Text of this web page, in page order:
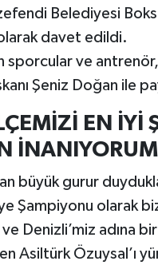
Belediyesi Boks
davet edildi.
ve antrenör,
Şeniz Doğan ile
EN İYİ
büyük gurur
Şampiyonu olarak
Denizli’miz adına
Asiltürk Özuysal’ı